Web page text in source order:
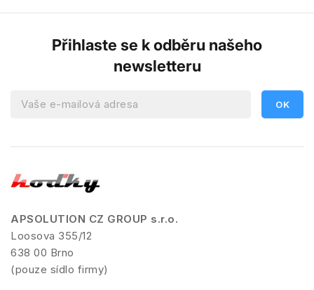
Přihlaste se k odběru našeho
newsletteru
APSOLUTION CZ GROUP s.r.o.
Loosova 355/12
638 00 Brno
(pouze sídlo firmy)